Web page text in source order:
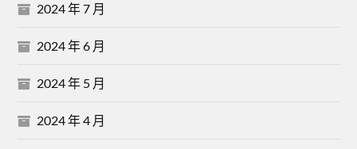
2024 年 7 月
2024 年 6 月
2024 年 5 月
2024 年 4 月